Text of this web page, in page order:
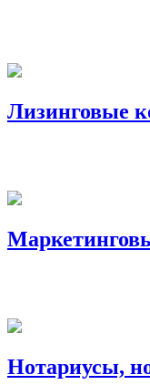
Лизинговые
Нотариусы,